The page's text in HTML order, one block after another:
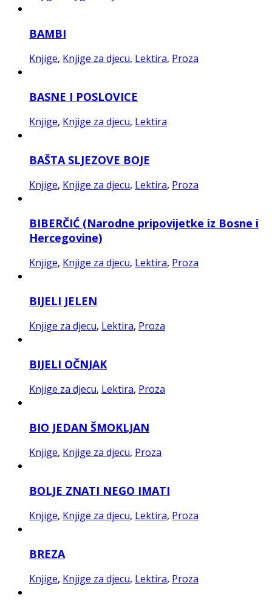
BAMBI
Knjige, Knjige za djecu, Lektira, Proza
BASNE I POSLOVICE
Knjige, Knjige za djecu, Lektira
BAŠTA SLJEZOVE BOJE
Knjige, Knjige za djecu, Lektira, Proza
BIBERČIĆ (Narodne pripovijetke iz Bosne i
Hercegovine)
Knjige, Knjige za djecu, Lektira, Proza
BIJELI JELEN
Knjige za djecu, Lektira, Proza
BIJELI OČNJAK
Knjige za djecu, Lektira, Proza
BIO JEDAN ŠMOKLJAN
Knjige, Knjige za djecu, Proza
BOLJE ZNATI NEGO IMATI
Knjige, Knjige za djecu, Lektira, Proza
BREZA
Knjige, Knjige za djecu, Lektira, Proza